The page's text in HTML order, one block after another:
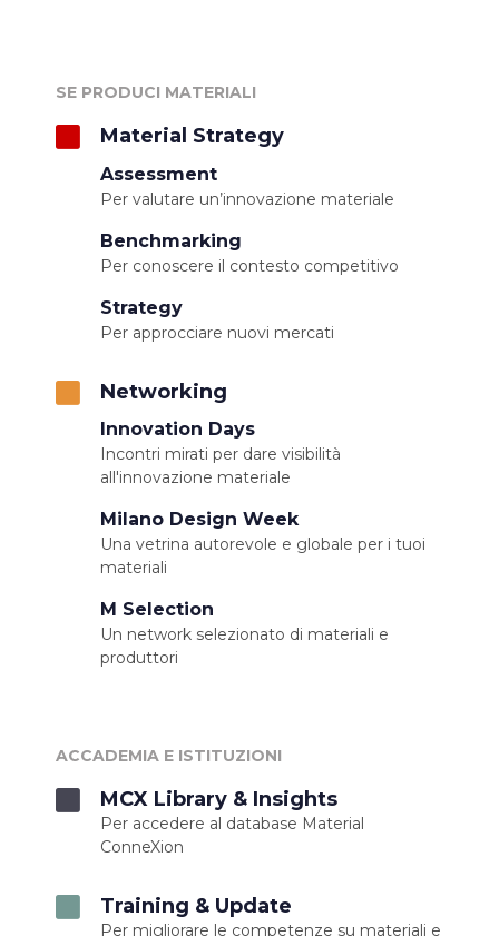
SE PRODUCI MATERIALI
Material Strategy
Assessment
Per valutare un’innovazione materiale
Benchmarking
Per conoscere il contesto competitivo
Strategy
Per approcciare nuovi mercati
Networking
Innovation Days
Incontri mirati per dare visibilità
all'innovazione materiale
Milano Design Week
Una vetrina autorevole e globale per i tuoi
materiali
M Selection
Un network selezionato di materiali e
produttori
ACCADEMIA E ISTITUZIONI
MCX Library & Insights
Per accedere al database Material
ConneXion
Training & Update
Per migliorare le competenze su materiali e